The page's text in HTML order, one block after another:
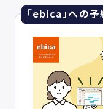
「ebica」への